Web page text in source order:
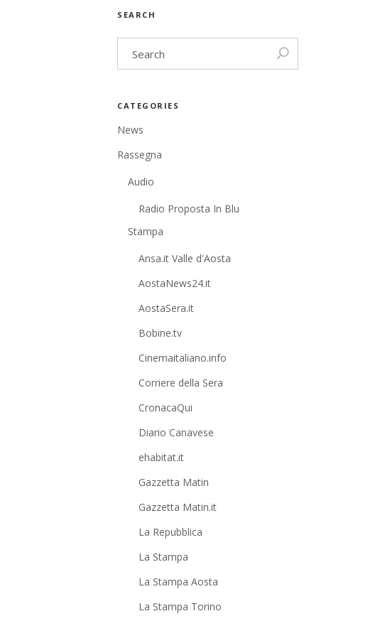
SEARCH
CATEGORIES
News
Rassegna
Audio
Radio Proposta In Blu
Stampa
Ansa.it Valle d'Aosta
AostaNews24.it
AostaSera.it
Bobine.tv
Cinemaitaliano.info
Corriere della Sera
CronacaQui
Diario Canavese
ehabitat.it
Gazzetta Matin
Gazzetta Matin.it
La Repubblica
La Stampa
La Stampa Aosta
La Stampa Torino